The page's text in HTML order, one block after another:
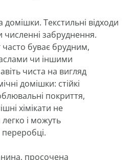
Текстильні відходи
численні забруднення.
буває брудним,
чи іншими
чиста на вигляд
домішки: стійкі
покриття,
хімікати не
і можуть
просочена